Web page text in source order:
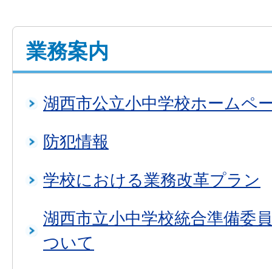
業務案内
湖西市公立小中学校ホームペ
防犯情報
学校における業務改革プラン
湖西市立小中学校統合準備委
ついて